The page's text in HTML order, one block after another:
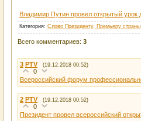
Владимир Путин провел открытый урок
Категория: Слово Президенту, Премьеру страны
Всего комментариев: 3
3 PTV (19.12.2018 00:52)
0
Всероссийский форум
2 PTV (19.12.2018 00:52)
0
Президент провел всероссийский